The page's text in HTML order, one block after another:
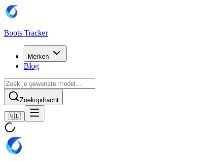
Boots Tracker
Merken
Blog
Zoekopdracht
🇳🇱